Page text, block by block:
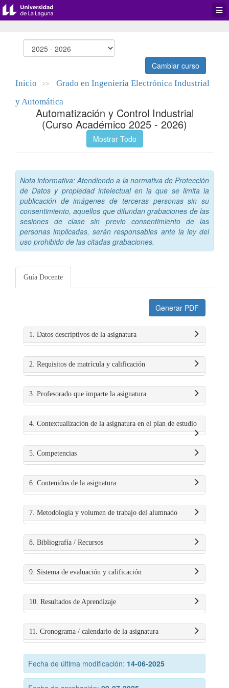
Cambiar curso
Inicio >>
Grado en Ingeniería Electrónica Industrial
y Automática
Automatización y Control Industrial
(Curso Académico 2025 - 2026)
Mostrar Todo
Nota informativa: Atendiendo a la normativa de Protección
de Datos y propiedad intelectual en la que se limita la
publicación de imágenes de terceras personas sin su
consentimiento, aquellos que difundan grabaciones de las
sesiones de clase sin previo consentimiento de las
personas implicadas, serán responsables ante la ley del
uso prohibido de las citadas grabaciones.
Guía Docente
Generar PDF
1. Datos descriptivos de la asignatura
2. Requisitos de matrícula y calificación
3. Profesorado que imparte la asignatura
4. Contextualización de la asignatura en el plan de estudio
5. Competencias
6. Contenidos de la asignatura
7. Metodología y volumen de trabajo del alumnado
8. Bibliografía / Recursos
9. Sistema de evaluación y calificación
10. Resultados de Aprendizaje
11. Cronograma / calendario de la asignatura
Fecha de última modificación: 14-06-2025